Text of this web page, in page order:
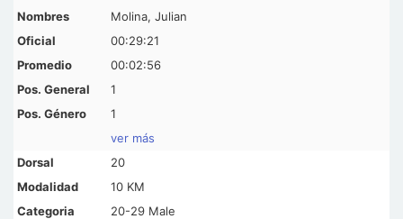
Molina, Julian
00:29:21
00:02:56
1
1
ver más
20
10 KM
20-29 Male